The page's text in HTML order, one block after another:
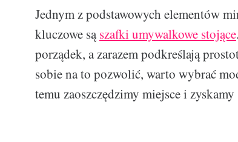
Jednym z podstawowych elementów
kluczowe sąszafki umywalkowe stojące
porządek, a zarazem podkreślają
sobie na to pozwolić, warto wybrać
temu zaoszczędzimy miejsce i